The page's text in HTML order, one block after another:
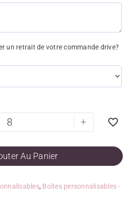
un retrait de votre commande drive?
+
Au Panier
, Boîtes personnalisables -